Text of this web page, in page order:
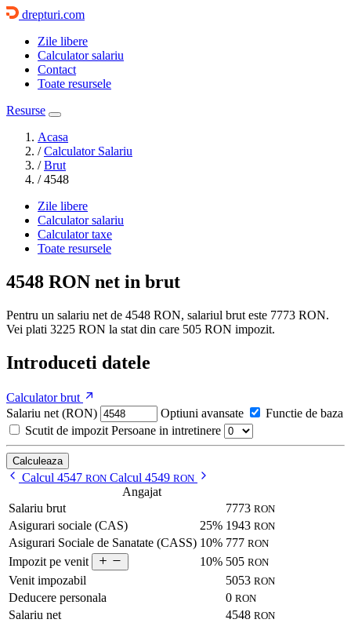
drepturi.com
Zile libere
Calculator salariu
Contact
Toate resursele
Resurse
Acasa
/ Calculator Salariu
/ Brut
/ 4548
Zile libere
Calculator salariu
Calculator taxe
Toate resursele
4548 RON net in brut
Pentru un salariu net de 4548 RON, salariul brut este 7773 RON.
Vei plati 3225 RON la stat din care 505 RON impozit.
Introduceti datele
Calculator brut
Salariu net (RON)
Optiuni avansate
Functie de baza
Scutit de impozit Persoane in intretinere
Calculeaza
Calcul 4547 RON Calcul 4549 RON
Angajat
Salariu brut
7773 RON
Asigurari sociale (CAS) 25% 1943 RON
Asigurari Sociale de Sanatate (CASS) 10% 777 RON
Impozit pe venit 10% 505 RON
Venit impozabil 5053 RON
Deducere personala 0 RON
Salariu net 4548 RON